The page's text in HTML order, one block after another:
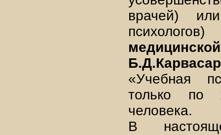
врачей)
«Учебная
только по
человека.
В